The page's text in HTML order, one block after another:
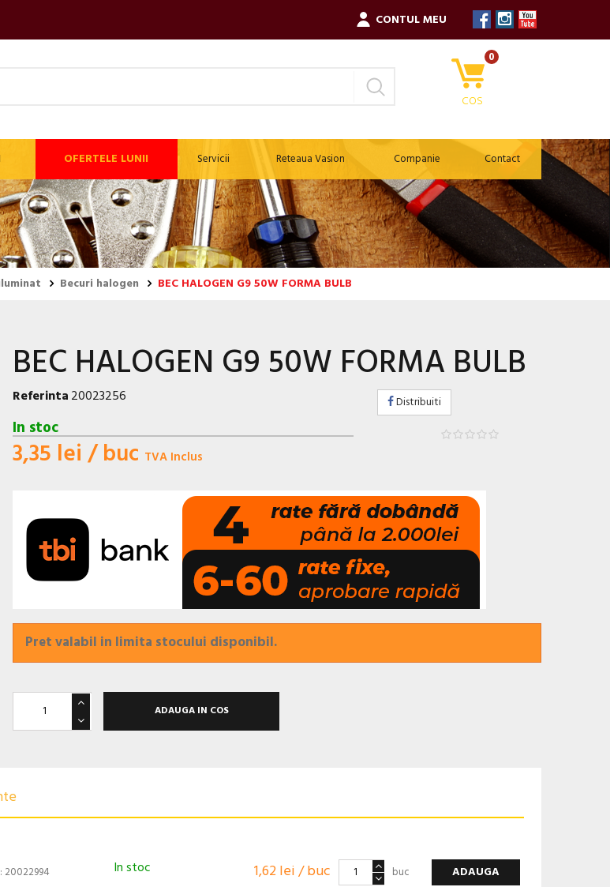
CONTUL MEU
0
COS
OFERTELE LUNII Servicii Reteaua Vasion Companie Contact
Becuri halogen BEC HALOGEN G9 50W FORMA BULB
BEC HALOGEN G9 50W FORMA BULB
Referinta20023256
In stoc
3,35 lei / buc TVA Inclus
Distribuiti
Pret valabil in limita stocului disponibil.
ADAUGA IN COS
20022994 In stoc 1,62 lei / buc buc ADAUGA